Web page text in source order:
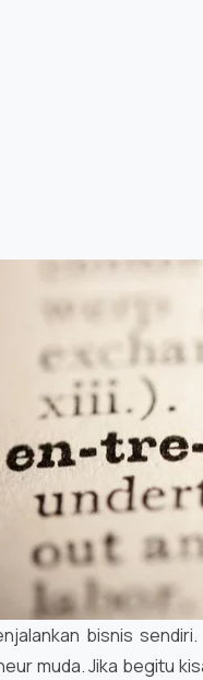
bisnis
muda. Jika begitu